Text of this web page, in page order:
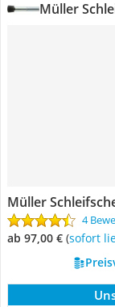
Müller
Müller
4
ab 97,00 € ( Sofort